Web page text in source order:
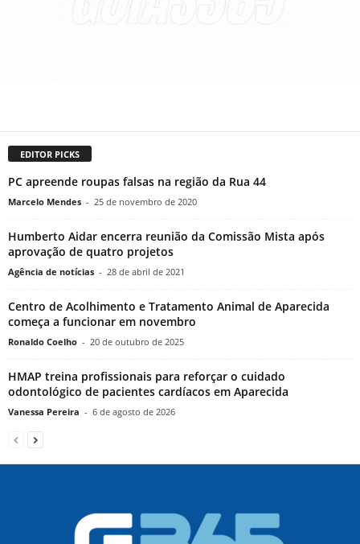
EDITOR PICKS
PC apreende roupas falsas na região da Rua 44
Marcelo Mendes - 25 de novembro de 2020
Humberto Aidar encerra reunião da Comissão Mista após
aprovação de quatro projetos
Agência de notícias - 28 de abril de 2021
Centro de Acolhimento e Tratamento Animal de Aparecida
começa a funcionar em novembro
Ronaldo Coelho - 20 de outubro de 2025
HMAP treina profissionais para reforçar o cuidado
odontológico de pacientes cardíacos em Aparecida
Vanessa Pereira - 6 de agosto de 2026